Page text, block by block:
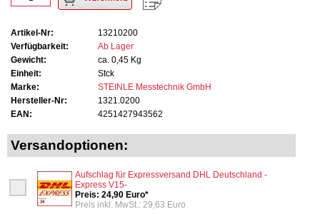
Artikel-Nr:
13210200
Verfügbarkeit:
Ab Lager
Gewicht:
ca. 0,45 Kg
Einheit:
Stck
Marke:
STEINLE Messtechnik GmbH
Hersteller-Nr:
1321.0200
EAN:
4251427943562
Versandoptionen:
Aufschlag für Expressversand DHL Deutschland -
Express V15-
Preis: 24,90 Euro*
Preis inkl. MwSt.: 29,63 Euro